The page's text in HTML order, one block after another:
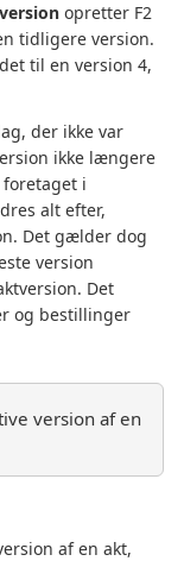
opretter F2
tidligere version.
til en version 4,
der ikke var
ikke længere
i
alt efter,
Det gælder dog
version
Det
og bestillinger
version af en
af en akt,